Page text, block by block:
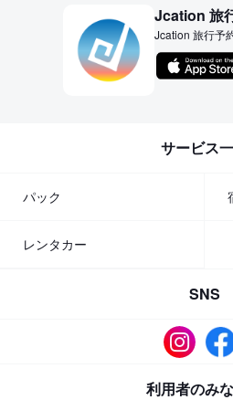
Jcation 旅
Jcation 旅行予
サービス
パック
レンタカー
SNS
利用者のみ